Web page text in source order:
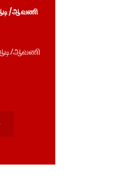
ஆவணி
ஆவணி